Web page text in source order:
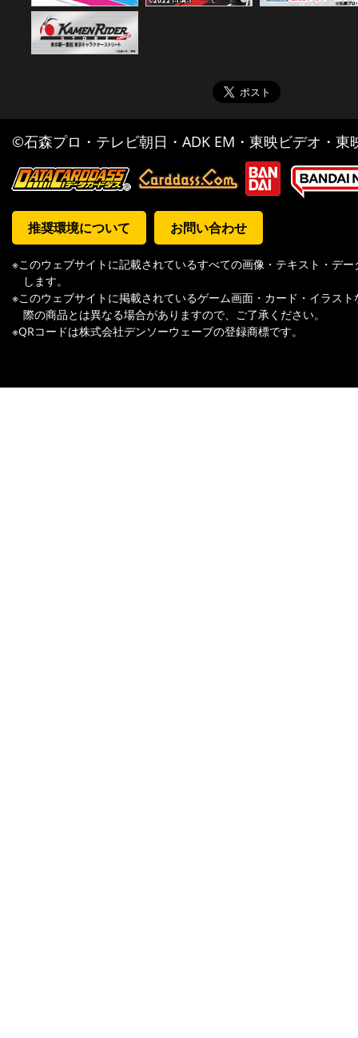
©石森プロ・テレビ朝日・ADK EM・東映ビデオ・
推奨環境について お問い合わせ
※このウェブサイトに記載されているすべての画像・テキスト・デ
します。
※このウェブサイトに掲載されているゲーム画面・カード・イラス
際の商品とは異なる場合がありますので、ご了承ください。
※QRコードは株式会社デンソーウェーブの登録商標です。